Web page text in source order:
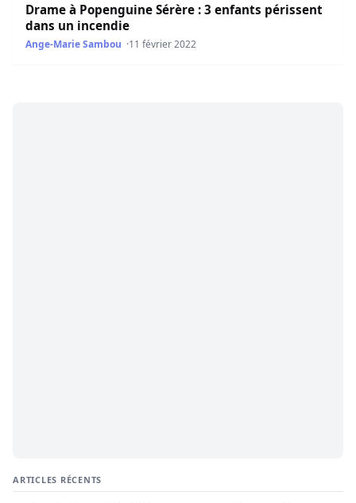
Drame à Popenguine Sérère : 3 enfants périssent
dans un incendie
Ange-Marie Sambou 11 février 2022
ARTICLES RÉCENTS